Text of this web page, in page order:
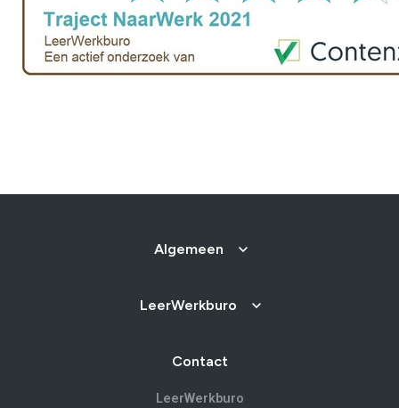
Brochure
Vacatures
Laatste nieuws
Contact
Algemeen
LeerWerkburo
Contact
LeerWerkburo